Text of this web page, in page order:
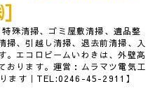
殊清掃、ゴミ屋敷清掃、遺品整
掃、引越し清掃、退去前清掃、入
。エコロビームいわきは、外壁高
おります。運営：ムラマツ電気工
ます｜TEL:0246-45-2911】